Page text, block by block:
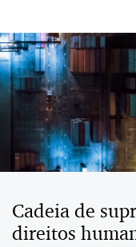
Cadeia de
direitos